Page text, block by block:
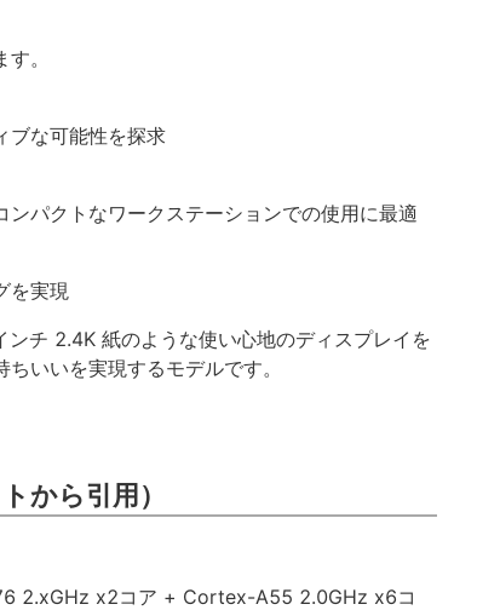
。
ブな可能性を探求
パクトなワークステーションでの使用に最適
を実現
ンチ 2.4K 紙のような使い心地のディスプレイを
いいを実現するモデルです。
から引用）
2.xGHz x2コア + Cortex-A55 2.0GHz x6コ